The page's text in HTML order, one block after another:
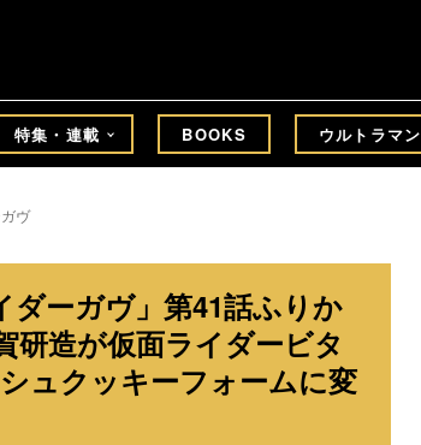
特集・連載 BOOKS ウルトラマン
ヴ
ダーガヴ」第41話ふりか
研造が仮面ライダービタ
ュクッキーフォームに変